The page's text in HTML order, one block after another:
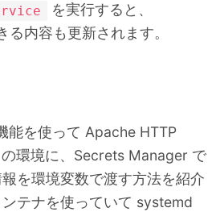
を実行すると、
る内容も更新されます。
能を使って Apache HTTP
環境に、Secrets Manager で
を環境変数で渡す方法を紹介
テナを使っていて systemd